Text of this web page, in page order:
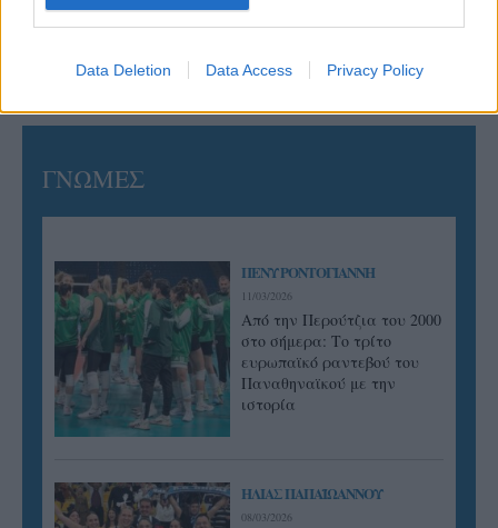
Data Deletion Data Access Privacy Policy
Ισόπαλο το πρωτο φιλικό τεστ της Εθνικής στο
ΓΝΩΜΕΣ
ΠΕΝΥ ΡΟΝΤΟΓΙΑΝΝΗ
11/03/2026
Από την Περούτζια του 2000
στο σήμερα: Tο τρίτο
ευρωπαϊκό ραντεβού του
Παναθηναϊκού με την
ιστορία
ΗΛΙΑΣ ΠΑΠΑΪΩΑΝΝΟΥ
08/03/2026